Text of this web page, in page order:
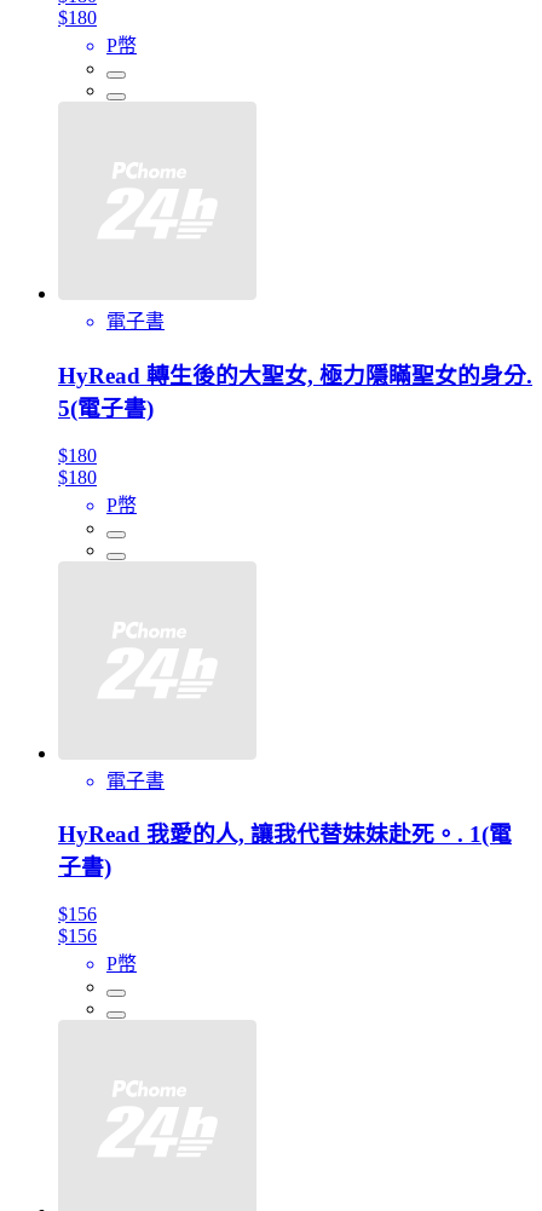
$180
P幣
電子書
HyRead 轉生後的大聖女, 極力隱瞞聖女的身分.
5(電子書)
$180
$180
P幣
電子書
HyRead 我愛的人, 讓我代替妹妹赴死。. 1(電
子書)
$156
$156
P幣